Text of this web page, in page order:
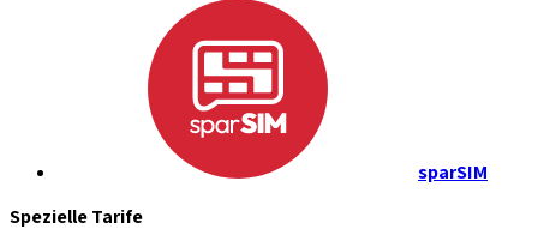
sparSIM
Spezielle Tarife